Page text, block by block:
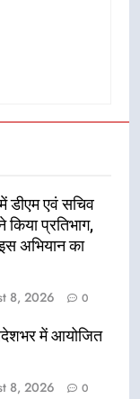
डीएम एवं सचिव
किया प्रतिभाग,
अभियान का
8, 2026 0
में आयोजित
8, 2026 0